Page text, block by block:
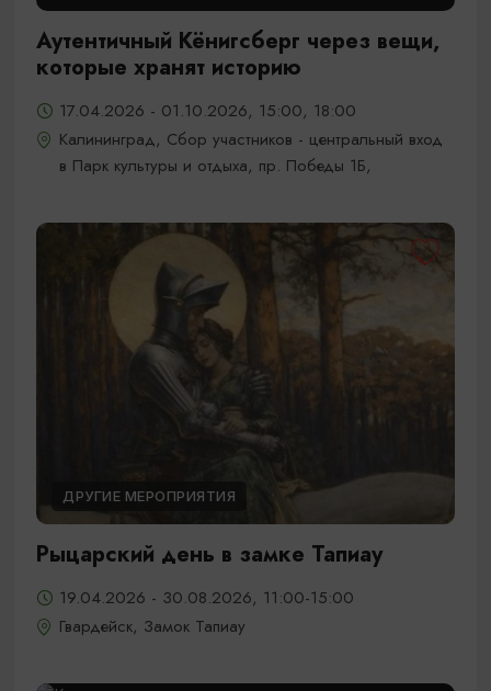
Аутентичный Кёнигсберг через вещи,
которые хранят историю
17.04.2026 - 01.10.2026, 15:00, 18:00
Калининград, Сбор участников - центральный вход
в Парк культуры и отдыха, пр. Победы 1Б,
ДРУГИЕ МЕРОПРИЯТИЯ
Рыцарский день в замке Тапиау
19.04.2026 - 30.08.2026, 11:00-15:00
Гвардейск, Замок Тапиау